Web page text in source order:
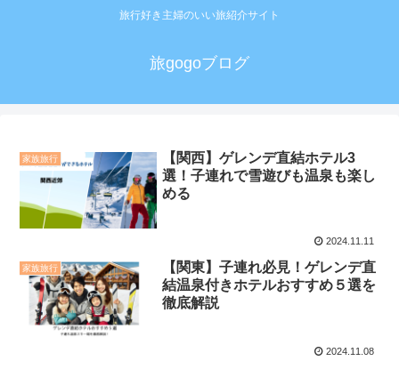
旅行好き主婦のいい旅紹介サイト
旅gogoブログ
家族旅行
【関西】ゲレンデ直結ホテル3
選！子連れで雪遊びも温泉も楽し
める
2024.11.11
家族旅行
【関東】子連れ必見！ゲレンデ直
結温泉付きホテルおすすめ５選を
徹底解説
2024.11.08